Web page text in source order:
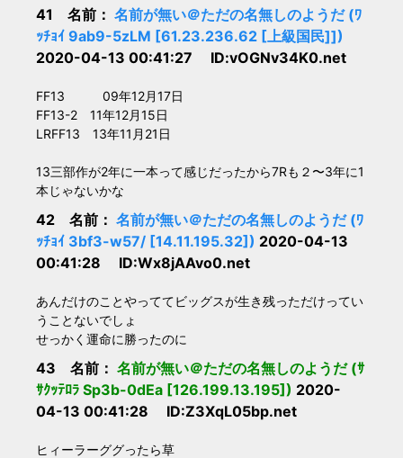
41 名前： 名前が無い＠ただの名無しのようだ (ﾜ
ｯﾁｮｲ 9ab9-5zLM [61.23.236.62 [上級国民]])
2020-04-13 00:41:27 ID:vOGNv34K0.net
FF13 09年12月17日
FF13-2 11年12月15日
LRFF13 13年11月21日
13三部作が2年に一本って感じだったから7Rも２〜3年に1
本じゃないかな
42 名前： 名前が無い＠ただの名無しのようだ (ﾜ
ｯﾁｮｲ 3bf3-w57/ [14.11.195.32]) 2020-04-13
00:41:28 ID:Wx8jAAvo0.net
あんだけのことやっててビッグスが生き残っただけってい
うことないでしょ
せっかく運命に勝ったのに
43 名前： 名前が無い＠ただの名無しのようだ (ｻ
ｻｸｯﾃﾛﾗ Sp3b-0dEa [126.199.13.195]) 2020-
04-13 00:41:28 ID:Z3XqL05bp.net
ヒィーラーググったら草